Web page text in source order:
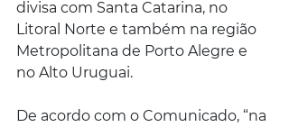
divisa com Santa Catarina, no
Litoral Norte e também na região
Metropolitana de Porto Alegre e
no Alto Uruguai.
De acordo com o Comunicado, “na